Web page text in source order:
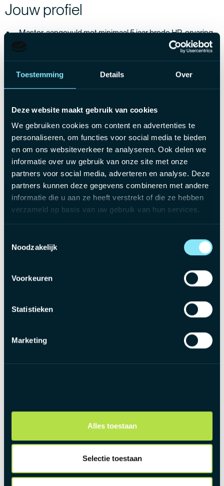
Toestemming Details Over
Deze website maakt gebruik van cookies
We gebruiken cookies om content en advertenties te
personaliseren, om functies voor social media te bieden
en om ons websiteverkeer te analyseren. Ook delen we
informatie over uw gebruik van onze site met onze
partners voor social media, adverteren en analyse. Deze
partners kunnen deze gegevens combineren met andere
informatie die u aan ze heeft verstrekt of die ze hebben
verzameld op basis van uw gebruik van hun services.
Noodzakelijk
Voorkeuren
Statistieken
Marketing
Alles toestaan
Selectie toestaan
Jouw profiel
Master, aangevuld met minimaal 5 jaar brede HR-ervaring
in een productieomgeving
Sterke kennis van sociale wetgeving, payroll voor
arbeiders en vakbondswerking
Het aanbod
Brutoloon tussen €3.500 en €4.800, afgestemd op jouw
ervaring
Bedrijfswagen comfortabel onderweg van en naar het
werk
Maaltijdcheques van €8 per gewerkte dag
toekomst
Fietsleasingplan voor wie ook buiten het werk wil
Een internationale, groeiende familiale omgeving waar